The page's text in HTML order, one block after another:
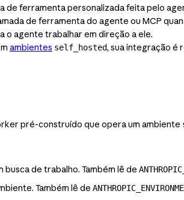
de ferramenta personalizada feita pelo
de ferramenta do agente ou MCP
o agente trabalhar em direção a ele.
ambientes self_hosted, sua integração é
pré-construído que opera um ambiente
de trabalho. Também lê de
Também lê de